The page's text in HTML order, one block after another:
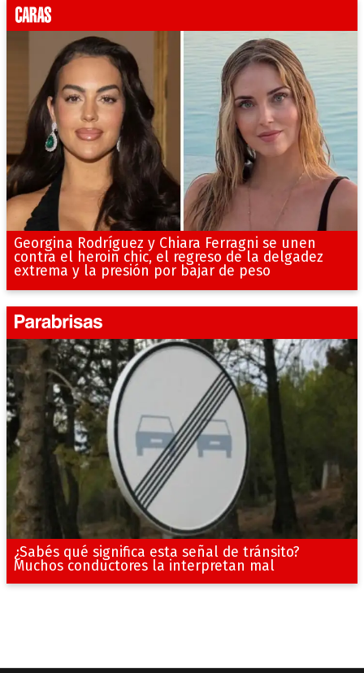
Georgina Rodríguez y Chiara Ferragni se unen
contra el heroin chic, el regreso de la delgadez
extrema y la presión por bajar de peso
¿Sabés qué significa esta señal de tránsito?
Muchos conductores la interpretan mal